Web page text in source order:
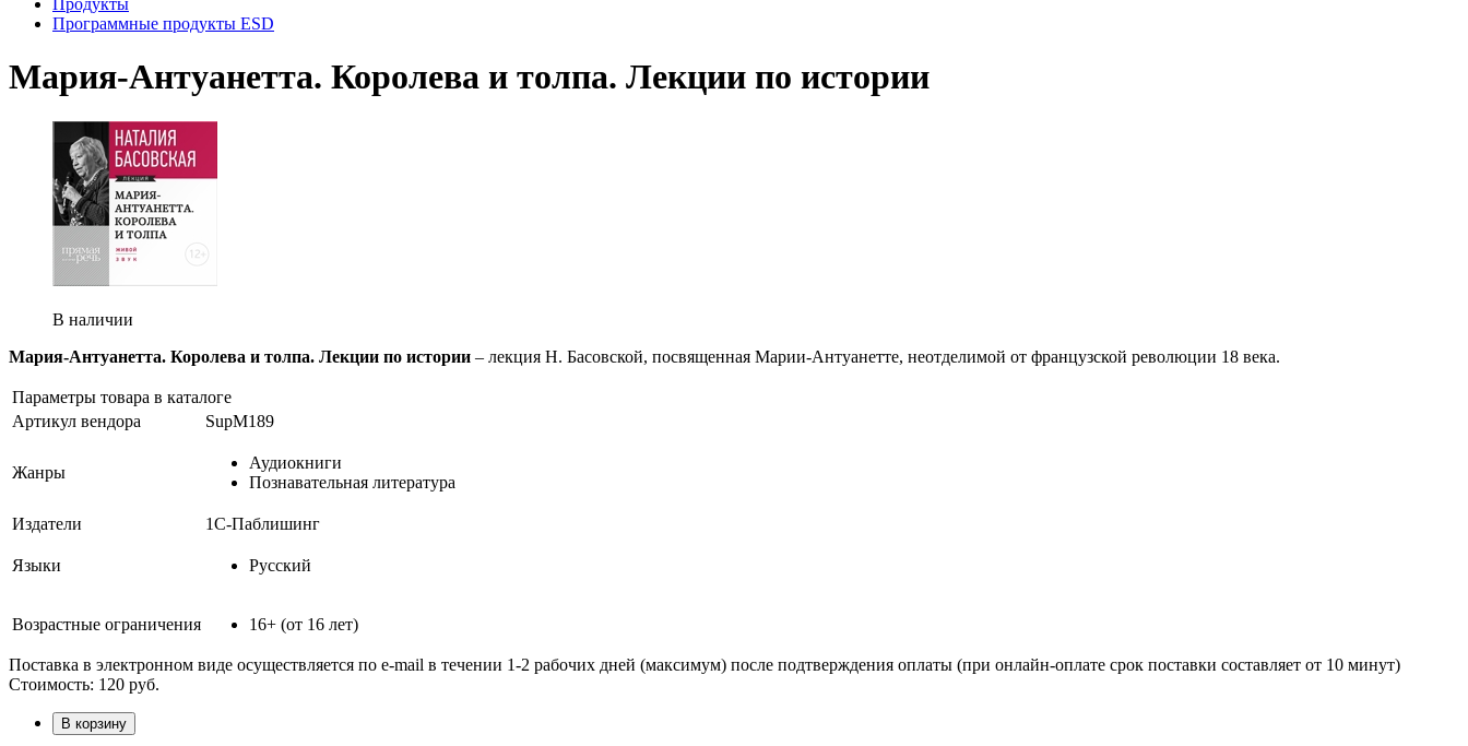
Продукты
Программные продукты ESD
Мария-Антуанетта. Королева и толпа. Лекции по истории
В наличии
Мария-Антуанетта. Королева и толпа. Лекции по истории – лекция Н. Басовской, посвященная Марии-Антуанетте, неотделимой от французской революции 18 века.
Параметры товара в каталоге
Артикул вендора
SupM189
Жанры
Аудиокниги
Познавательная литература
Издатели 1С-Паблишинг
Языки Русский
Возрастные ограничения 16+ (от 16 лет)
Поставка в электронном виде осуществляется по e-mail в течении 1-2 рабочих дней (максимум) после подтверждения оплаты (при онлайн-оплате срок поставки составляет от 10 минут)
Стоимость: 120 руб.
В корзину